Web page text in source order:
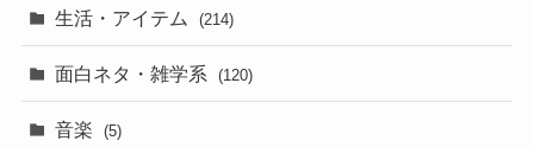
生活・アイテム (214)
面白ネタ・雑学系 (120)
音楽 (5)